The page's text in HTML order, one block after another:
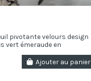
pivotante velours design
vert émeraude en
Ajouter au panier